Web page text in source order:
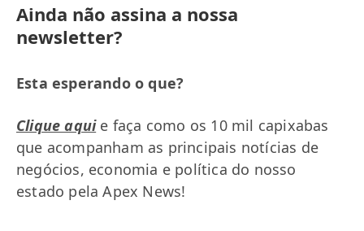
Ainda não assina a nossa
newsletter?
Esta esperando o que?
Clique aquie faça como os 10 mil capixabas
que acompanham as principais notícias de
negócios, economia e política do nosso
estado pela Apex News!